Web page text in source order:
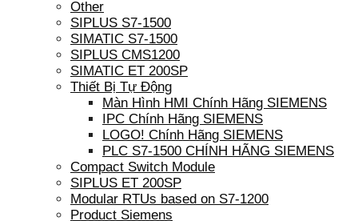
Other
SIPLUS S7-1500
SIMATIC S7-1500
SIPLUS CMS1200
SIMATIC ET 200SP
Thiết Bị Tự Động
Màn Hình HMI Chính Hãng SIEMENS
IPC Chính Hãng SIEMENS
LOGO! Chính Hãng SIEMENS
PLC S7-1500 CHÍNH HÃNG SIEMENS
Compact Switch Module
SIPLUS ET 200SP
Modular RTUs based on S7-1200
Product Siemens